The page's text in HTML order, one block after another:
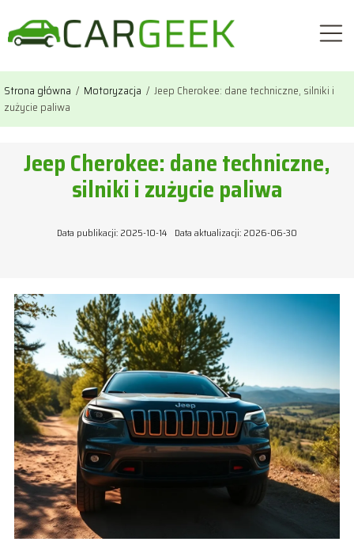
Strona główna / Motoryzacja / Jeep Cherokee: dane techniczne, silniki i
zużycie paliwa
Jeep Cherokee: dane techniczne,
silniki i zużycie paliwa
Data publikacji: 2025-10-14 Data aktualizacji: 2026-06-30